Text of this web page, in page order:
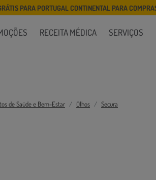
PARA PORTUGAL CONTINENTAL PARA
RECEITA MÉDICA SERVIÇOS
de Saúde e Bem-Estar Olhos Secura